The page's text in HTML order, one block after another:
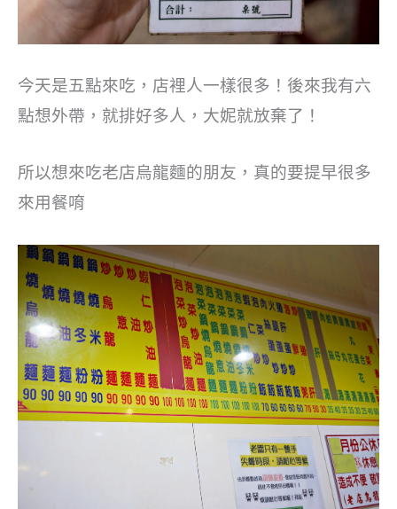
今天是五點來吃，店裡人一樣很多！後來我有六
點想外帶，就排好多人，大妮就放棄了！
所以想來吃老店烏龍麵的朋友，真的要提早很多
來用餐唷